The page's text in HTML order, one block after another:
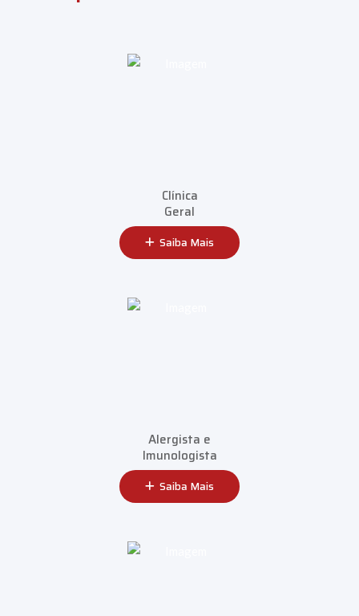
Clínica
Geral
Saiba Mais
Alergista e
Imunologista
Saiba Mais